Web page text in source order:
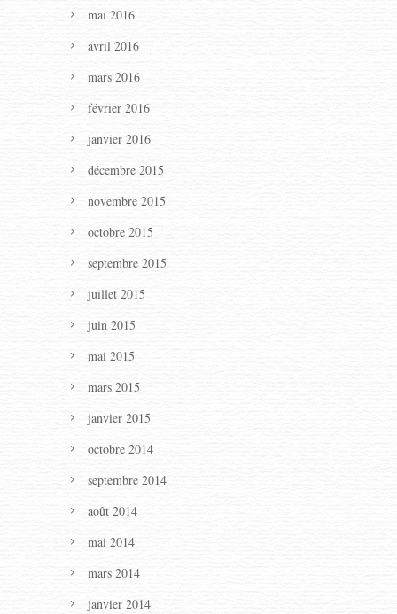
mai 2016
avril 2016
mars 2016
février 2016
janvier 2016
décembre 2015
novembre 2015
octobre 2015
septembre 2015
juillet 2015
juin 2015
mai 2015
mars 2015
janvier 2015
octobre 2014
septembre 2014
août 2014
mai 2014
mars 2014
janvier 2014